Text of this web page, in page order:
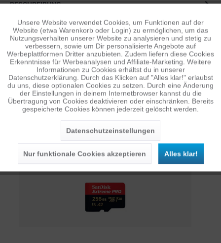
BESCHREIBUNG
verschiedenen Manfrotto-Produkten:... mehr
BEWERTUNGEN
0
Bewertungen lesen, schreiben und diskutieren...mehr
ÄHNLICHE ARTIKEL
Diese Artikel sind dem Produkt ähnlich ...mehr
Funktionale Aktiv
Tracking Inaktiv
Personalisierung Inaktiv
Service Inaktiv
Unsere Website verwendet Cookies, um Funktionen auf der
Website (etwa Warenkorb oder Login) zu ermöglichen, um das
Nutzungsverhalten unserer Website zu analysieren und stetig zu
verbessern, sowie um Dir personalisierte Angebote auf
Werbeplattformen Dritter anzubieten. Zudem liefern diese Cookies
Erkenntnisse für Werbeanalysen und Affiliate-Marketing. Weitere
Informationen zu Cookies erhältst du in unserer
Datenschutzerklärung. Durch das Klicken auf "Alles klar!" erlaubst
du uns, diese optionalen Cookies zu setzen. Durch eine Änderung
der Einstellungen in deinem Internetbrowser kannst du die
Übertragung von Cookies deaktivieren oder einschränken. Bereits
gespeicherte Cookies können jederzeit gelöscht werden.
Datenschutzeinstellungen
Nur funktionale Cookies akzeptieren Alles klar!